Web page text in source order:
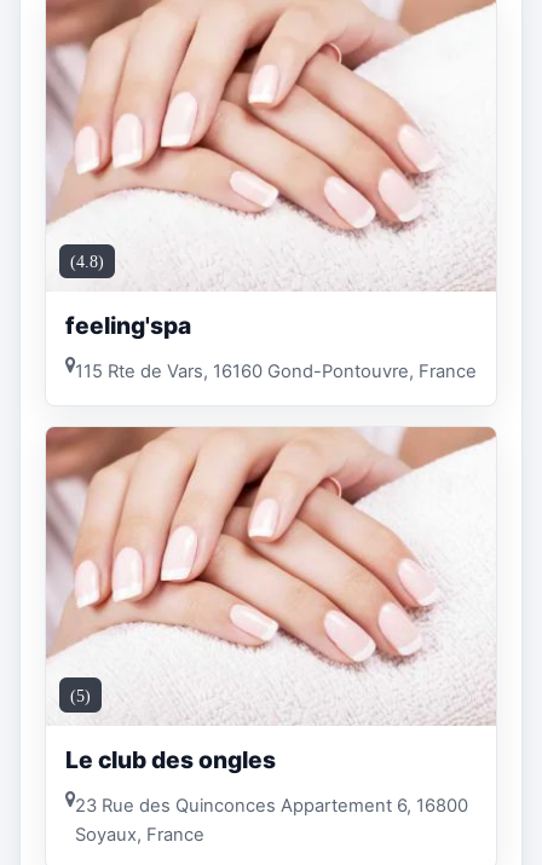
(4.8)
feeling'spa
115 Rte de Vars, 16160 Gond-Pontouvre, France
(5)
Le club des ongles
23 Rue des Quinconces Appartement 6, 16800
Soyaux, France